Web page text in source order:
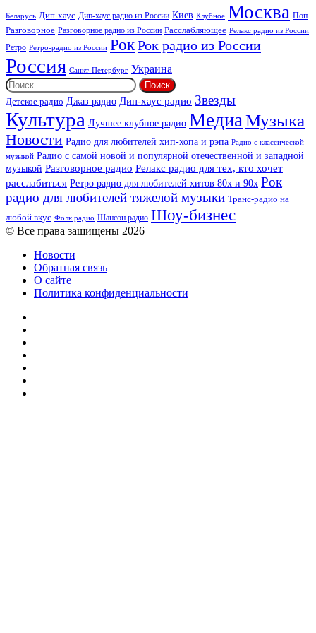
Беларусь Дип-хаус Дип-хаус радио из России Киев Клубное Москва Поп
Разговорное Разговорное радио из России Расслабляющее Релакс радио из России
Ретро Ретро-радио из России РокРок радио из России
Россия Санкт-Петербург Украина
Найти:
Детское радио Джаз радио Дип-хаус радио Звезды
Культура Лучшее клубное радио МедиаМузыка
Новости Радио для любителей хип-хопа и рэпа Радио с классической
музыкой Радио с самой новой и популярной отечественной и западной
музыкой Разговорное радио Релакс радио для тех, кто хочет
расслабиться Ретро радио для любителей хитов 80х и 90х Рок
радио для любителей тяжелой музыки Транс-радио на
любой вкус Фолк радио Шансон радио Шоу-бизнес
© Все права защищены 2026
Новости
Обратная связь
О сайте
Политика конфиденциальности